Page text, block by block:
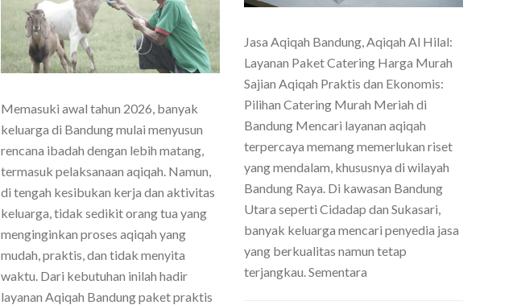
Jasa Aqiqah Bandung, Aqiqah Al Hilal:
Layanan Paket Catering Harga Murah
Sajian Aqiqah Praktis dan Ekonomis:
Pilihan Catering Murah Meriah di
Bandung Mencari layanan aqiqah
terpercaya memang memerlukan riset
yang mendalam, khususnya di wilayah
Bandung Raya. Di kawasan Bandung
Utara seperti Cidadap dan Sukasari,
banyak keluarga mencari penyedia jasa
yang berkualitas namun tetap
terjangkau. Sementara
Memasuki awal tahun 2026, banyak
keluarga di Bandung mulai menyusun
rencana ibadah dengan lebih matang,
termasuk pelaksanaan aqiqah. Namun,
di tengah kesibukan kerja dan aktivitas
keluarga, tidak sedikit orang tua yang
menginginkan proses aqiqah yang
mudah, praktis, dan tidak menyita
waktu. Dari kebutuhan inilah hadir
layanan Aqiqah Bandung paket praktis